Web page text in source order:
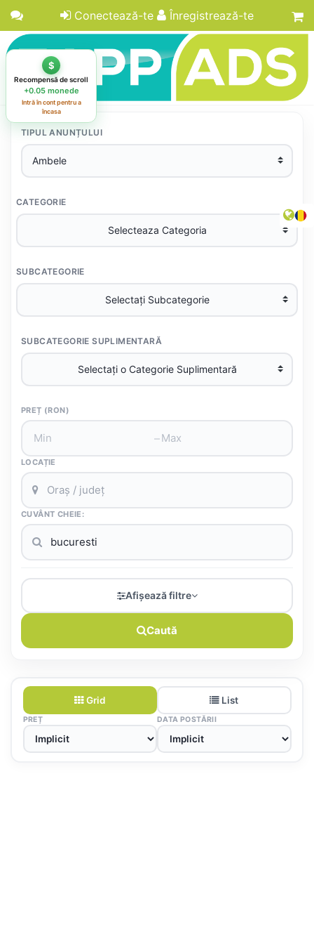
Conectează-te Înregistrează-te
TIPUL ANUNȚULUI
CATEGORIE
SUBCATEGORIE
SUBCATEGORIE SUPLIMENTARĂ
PREȚ (RON)
–
LOCAȚIE
CUVÂNT CHEIE:
Afișează filtre
Caută
Grid List
PREȚ DATA POSTĂRII